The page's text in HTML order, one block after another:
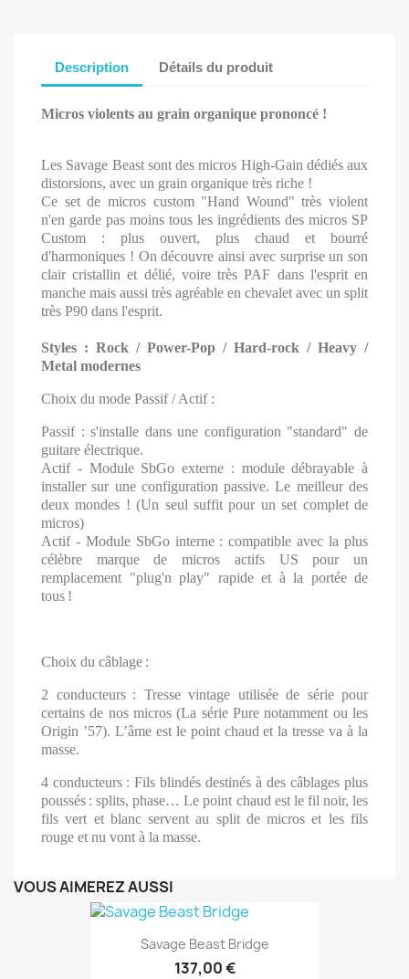
Description Détails du produit
Micros violents au grain organique prononcé !
Les Savage Beast sont des micros High-Gain dédiés aux
distorsions, avec un grain organique très riche !
Ce set de micros custom "Hand Wound" très violent
n'en garde pas moins tous les ingrédients des micros SP
Custom : plus ouvert, plus chaud et bourré
d'harmoniques ! On découvre ainsi avec surprise un son
clair cristallin et délié, voire très PAF dans l'esprit en
manche mais aussi très agréable en chevalet avec un split
très P90 dans l'esprit.
Styles : Rock / Power-Pop / Hard-rock / Heavy /
Metal modernes
Choix du mode Passif / Actif :
Passif : s'installe dans une configuration "standard" de
guitare électrique.
Actif - Module SbGo externe : module débrayable à
installer sur une configuration passive. Le meilleur des
deux mondes ! (Un seul suffit pour un set complet de
micros)
Actif - Module SbGo interne : compatible avec la plus
célèbre marque de micros actifs US pour un
remplacement "plug'n play" rapide et à la portée de
tous !
Choix du câblage :
2 conducteurs : Tresse vintage utilisée de série pour
certains de nos micros (La série Pure notamment ou les
Origin ’57). L’âme est le point chaud et la tresse va à la
masse.
4 conducteurs : Fils blindés destinés à des câblages plus
poussés : splits, phase… Le point chaud est le fil noir, les
fils vert et blanc servent au split de micros et les fils
rouge et nu vont à la masse.
VOUS AIMEREZ AUSSI
Savage Beast Bridge
137,00 €